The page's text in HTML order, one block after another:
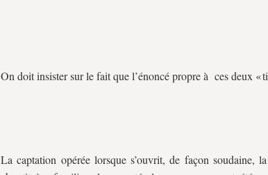
On doit insister sur le fait que l’énoncé propre à ces deux «
La captation opérée lorsque s’ouvrit, de façon soudaine,